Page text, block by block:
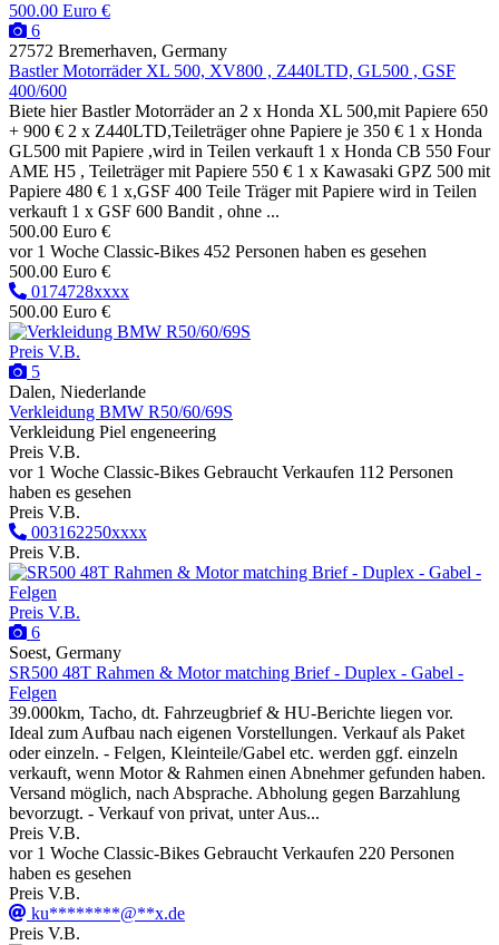
500.00 Euro €
6
27572 Bremerhaven, Germany
Bastler Motorräder XL 500, XV800 , Z440LTD, GL500 , GSF
400/600
Biete hier Bastler Motorräder an 2 x Honda XL 500,mit Papiere 650
+ 900 € 2 x Z440LTD,Teileträger ohne Papiere je 350 € 1 x Honda
GL500 mit Papiere ,wird in Teilen verkauft 1 x Honda CB 550 Four
AME H5 , Teileträger mit Papiere 550 € 1 x Kawasaki GPZ 500 mit
Papiere 480 € 1 x,GSF 400 Teile Träger mit Papiere wird in Teilen
verkauft 1 x GSF 600 Bandit , ohne ...
500.00 Euro €
vor 1 Woche Classic-Bikes 452 Personen haben es gesehen
500.00 Euro €
0174728xxxx
500.00 Euro €
Preis V.B.
5
Dalen, Niederlande
Verkleidung BMW R50/60/69S
Verkleidung Piel engeneering
Preis V.B.
vor 1 Woche Classic-Bikes Gebraucht Verkaufen 112 Personen
haben es gesehen
Preis V.B.
003162250xxxx
Preis V.B.
Preis V.B.
6
Soest, Germany
SR500 48T Rahmen & Motor matching Brief - Duplex - Gabel -
Felgen
39.000km, Tacho, dt. Fahrzeugbrief & HU-Berichte liegen vor.
Ideal zum Aufbau nach eigenen Vorstellungen. Verkauf als Paket
oder einzeln. - Felgen, Kleinteile/Gabel etc. werden ggf. einzeln
verkauft, wenn Motor & Rahmen einen Abnehmer gefunden haben.
Versand möglich, nach Absprache. Abholung gegen Barzahlung
bevorzugt. - Verkauf von privat, unter Aus...
Preis V.B.
vor 1 Woche Classic-Bikes Gebraucht Verkaufen 220 Personen
haben es gesehen
Preis V.B.
ku********@**x.de
Preis V.B.